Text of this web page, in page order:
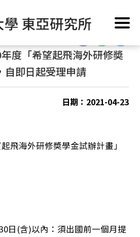
度「希望起飛海外研修奬
自即日起受理申請
日期：2021-04-23
飛海外研修奬學金試辦計畫」
日(含)以內：須出國前一個月提